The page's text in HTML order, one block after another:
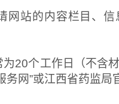
站的内容栏目、信
个工作日（不含材
务网”或江西省药监局